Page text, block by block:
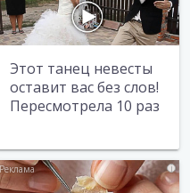
Этот танец невесты
оставит вас без слов!
Пересмотрела 10 раз
i